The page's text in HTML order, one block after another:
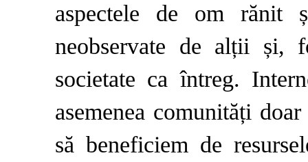
aspectele de om rănit
neobservate de alții și,
societate ca întreg.
asemenea comunități
să beneficiem de